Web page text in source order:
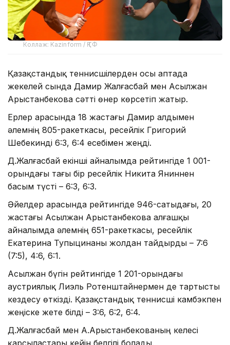
Коллаж: Kazinform / ҚТФ
Қазақстандық теннисшілерден осы аптада
жекелей сында Дамир Жалғасбай мен Асылжан
Арыстанбекова сәтті өнер көрсетіп жатыр.
Ерлер арасында 18 жастағы Дамир алдымен
әлемнің 805-ракеткасы, ресейлік Григорий
Шебекинді 6:3, 6:4 есебімен жеңді.
Д.Жалғасбай екінші айналымда рейтингіде 1 001-
орындағы тағы бір ресейлік Никита Яниннен
басым түсті – 6:3, 6:3.
Әйелдер арасында рейтингіде 946-сатыдағы, 20
жастағы Асылжан Арыстанбекова алғашқы
айналымда әлемнің 651-ракеткасы, ресейлік
Екатерина Тупыцинаны жолдан тайдырды – 7:6
(7:5), 4:6, 6:1.
Асылжан бүгін рейтингіде 1 201-орындағы
аустриялық Лиэль Ротенштайнермен де тартысты
кездесу өткізді. Қазақстандық теннисші камбэкпен
жеңіске жете білді – 3:6, 6:2, 6:4.
Д.Жалғасбай мен А.Арыстанбекованың келесі